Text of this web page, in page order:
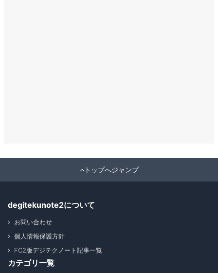
トップへジャンプ
degitekunote2について
お問い合わせ
個人情報保護方針
FC2版デジテクノート記事一覧
カテゴリ一覧